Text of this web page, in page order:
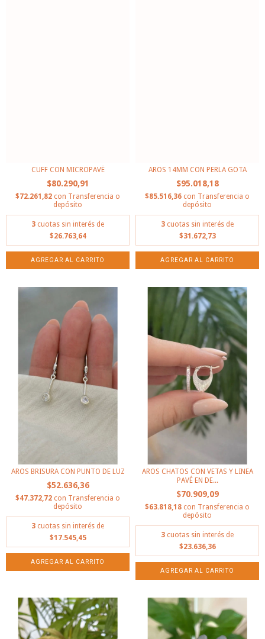
CUFF CON MICROPAVÉ
$80.290,91
$72.261,82 con Transferencia o
depósito
3 cuotas sin interés de
$26.763,64
AROS 14MM CON PERLA GOTA
$95.018,18
$85.516,36 con Transferencia o
depósito
3 cuotas sin interés de
$31.672,73
AROS BRISURA CON PUNTO DE LUZ
$52.636,36
$47.372,72 con Transferencia o
depósito
3 cuotas sin interés de
$17.545,45
AROS CHATOS CON VETAS Y LINEA
PAVÉ EN DE...
$70.909,09
$63.818,18 con Transferencia o
depósito
3 cuotas sin interés de
$23.636,36